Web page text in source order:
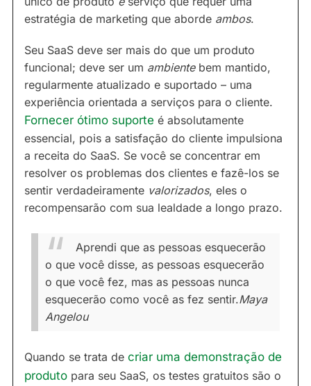
estratégia de marketing que aborde ambos.
Seu SaaS deve ser mais do que um produto
funcional; deve ser um ambientebem mantido,
regularmente atualizado e suportado – uma
experiência orientada a serviços para o cliente.
Fornecer ótimo suporte é absolutamente
essencial, pois a satisfação do cliente impulsiona
a receita do SaaS. Se você se concentrar em
resolver os problemas dos clientes e fazê-los se
sentir verdadeiramente valorizados, eles o
recompensarão com sua lealdade a longo prazo.
Aprendi que as pessoas esquecerão
o que você disse, as pessoas esquecerão
o que você fez, mas as pessoas nunca
esquecerão como você as fez sentir.Maya
Angelou
Quando se trata de criar uma demonstração de
produto para seu SaaS, os testes gratuitos são o